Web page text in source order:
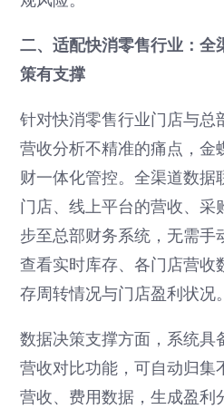
二、适配快消零售行业：全
策有支撑
针对快消零售行业门店与总
营收分析不精准的痛点，金
财一体化管控。全渠道数据
门店、线上平台的营收、采
步至总部财务系统，无需手
查看实时库存、各门店营收
存周转情况与门店盈利状况。
数据决策支撑方面，系统具
营收对比功能，可自动归集
营收、费用数据，生成盈利